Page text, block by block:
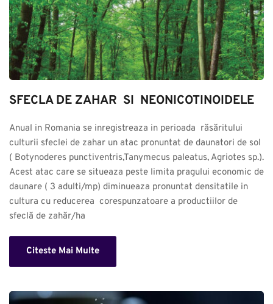
SFECLA DE ZAHAR  SI  NEONICOTINOIDELE
Anual in Romania se inregistreaza in perioada  răsăritului
culturii sfeclei de zahar un atac pronuntat de daunatori de sol
( Botynoderes punctiventris,Tanymecus paleatus, Agriotes sp.).
Acest atac care se situeaza peste limita pragului economic de
daunare ( 3 adulti/mp) diminueaza pronuntat densitatile in
cultura cu reducerea  corespunzatoare a productiilor de
sfeclă de zahăr/ha
Citeste Mai Multe